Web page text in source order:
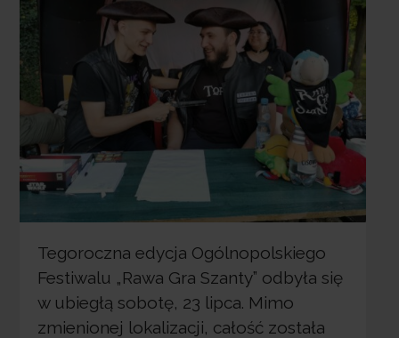
Tegoroczna edycja Ogólnopolskiego
Festiwalu „Rawa Gra Szanty” odbyła się
w ubiegłą sobotę, 23 lipca. Mimo
zmienionej lokalizacji, całość została